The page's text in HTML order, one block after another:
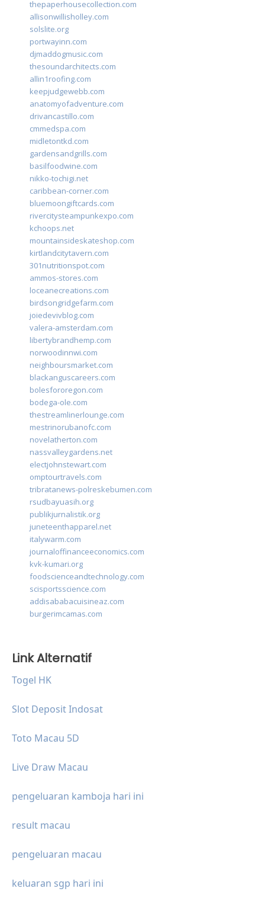
thepaperhousecollection.com
allisonwillisholley.com
solslite.org
portwayinn.com
djmaddogmusic.com
thesoundarchitects.com
allin1roofing.com
keepjudgewebb.com
anatomyofadventure.com
drivancastillo.com
cmmedspa.com
midletontkd.com
gardensandgrills.com
basilfoodwine.com
nikko-tochigi.net
caribbean-corner.com
bluemoongiftcards.com
rivercitysteampunkexpo.com
kchoops.net
mountainsideskateshop.com
kirtlandcitytavern.com
301nutritionspot.com
ammos-stores.com
loceanecreations.com
birdsongridgefarm.com
joiedevivblog.com
valera-amsterdam.com
libertybrandhemp.com
norwoodinnwi.com
neighboursmarket.com
blackanguscareers.com
bolesfororegon.com
bodega-ole.com
thestreamlinerlounge.com
mestrinorubanofc.com
novelatherton.com
nassvalleygardens.net
electjohnstewart.com
omptourtravels.com
tribratanews-polreskebumen.com
rsudbayuasih.org
publikjurnalistik.org
juneteenthapparel.net
italywarm.com
journaloffinanceeconomics.com
kvk-kumari.org
foodscienceandtechnology.com
scisportsscience.com
addisababacuisineaz.com
burgerimcamas.com
Link Alternatif
Togel HK
Slot Deposit Indosat
Toto Macau 5D
Live Draw Macau
pengeluaran kamboja hari ini
result macau
pengeluaran macau
keluaran sgp hari ini